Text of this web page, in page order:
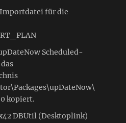
für die
Scheduled-
kopiert.
DBUtil (Desktoplink)